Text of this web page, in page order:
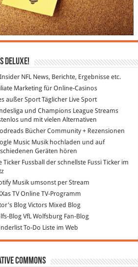
DeLuXe!
NFL News, Berichte, Ergebnisse etc.
Marketingfür Online-Casinos
außer SportTäglicher Live Sport
und Champions League Streams
und mit vielen Alternativen
Bücher Community + Rezensionen
MusicMusik hochladen und auf
Geräten hören
Ticker Fussball
der schnellste Fussi Ticker im
Musik umsonst per Stream
TVOnline TV-Programm
BlogVictors Mixed Blog
BlogVfL Wolfsburg Fan-Blog
To-Do Liste im Web
Commons